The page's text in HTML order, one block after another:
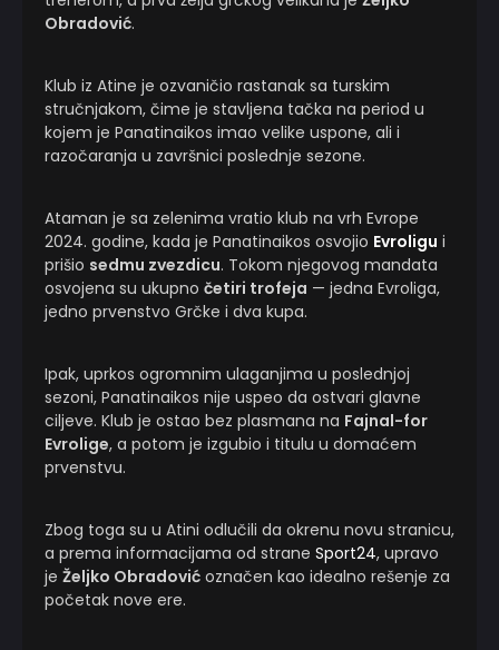
Obradović.
Klub iz Atine je ozvaničio rastanak sa turskim
stručnjakom, čime je stavljena tačka na period u
kojem je Panatinaikos imao velike uspone, ali i
razočaranja u završnici poslednje sezone.
Ataman je sa zelenima vratio klub na vrh Evrope
2024. godine, kada je Panatinaikos osvojio Evroligu i
prišio sedmu zvezdicu. Tokom njegovog mandata
osvojena su ukupno četiri trofeja — jedna Evroliga,
jedno prvenstvo Grčke i dva kupa.
Ipak, uprkos ogromnim ulaganjima u poslednjoj
sezoni, Panatinaikos nije uspeo da ostvari glavne
ciljeve. Klub je ostao bez plasmana na Fajnal-for
Evrolige, a potom je izgubio i titulu u domaćem
prvenstvu.
Zbog toga su u Atini odlučili da okrenu novu stranicu,
a prema informacijama od strane Sport24, upravo
je Željko Obradović označen kao idealno rešenje za
početak nove ere.